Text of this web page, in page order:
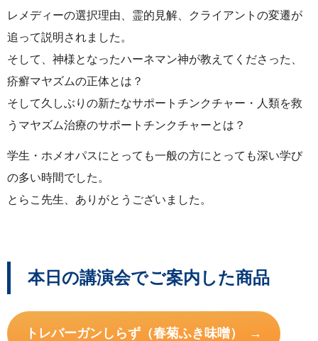
レメディーの選択理由、霊的見解、クライアントの変遷が
追って説明されました。
そして、神様となったハーネマン神が教えてくださった、
疥癬マヤズムの正体とは？
そして久しぶりの新たなサポートチンクチャー・人類を救
うマヤズム治療のサポートチンクチャーとは？
学生・ホメオパスにとっても一般の方にとっても深い学び
の多い時間でした。
とらこ先生、ありがとうございました。
本日の講演会でご案内した商品
トレバーガンしらず（春菊ふき味噌）